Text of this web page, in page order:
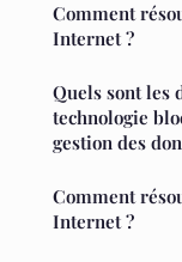
Comment
Internet ?
Quels sont les
technologie
gestion des
Comment
Internet ?